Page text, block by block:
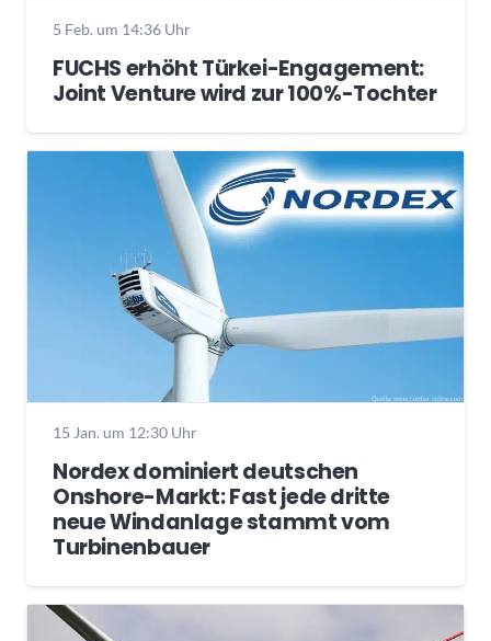
5 Feb. um 14:36 Uhr
FUCHS erhöht Türkei-Engagement:
Joint Venture wird zur 100%-Tochter
15 Jan. um 12:30 Uhr
Nordex dominiert deutschen
Onshore-Markt: Fast jede dritte
neue Windanlage stammt vom
Turbinenbauer